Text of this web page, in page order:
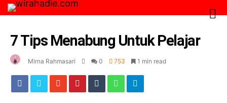
7 Tips Menabung Untuk Pelajar
Mirna Rahmasari 0 753 1 min read